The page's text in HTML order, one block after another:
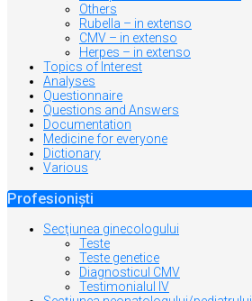
Others
Rubella – in extenso
CMV – in extenso
Herpes – in extenso
Topics of Interest
Analyses
Questionnaire
Questions and Answers
Documentation
Medicine for everyone
Dictionary
Various
Profesioniști
Secţiunea ginecologului
Teste
Teste genetice
Diagnosticul CMV
Testimonialul IV